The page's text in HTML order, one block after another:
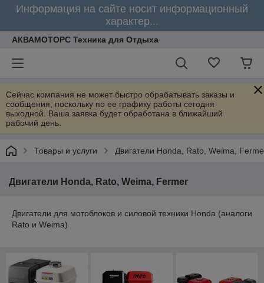
Информация на сайте носит информационный
характер...
АКВАМОТОРС Техника для Отдыха
Сейчас компания не может быстро обрабатывать заказы и
сообщения, поскольку по ее графику работы сегодня
выходной. Ваша заявка будет обработана в ближайший
рабочий день.
Товары и услуги Двигатели Honda, Rato, Weima,
Двигатели Honda, Rato, Weima, Fermer
Двигатели для мотоблоков и силовой техники Honda (аналоги
Rato и Weima)